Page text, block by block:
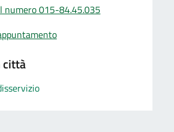
numero 015-84.45.035
città